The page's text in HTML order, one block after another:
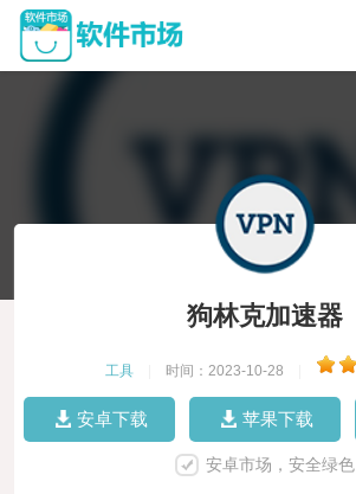
狗林克加速器
工具 时间：2023-10-28
安卓下载 苹果下载
安卓市场，安全绿色